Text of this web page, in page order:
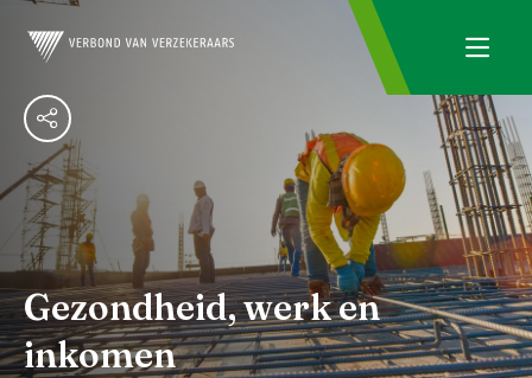
Gezondheid, werk en
inkomen